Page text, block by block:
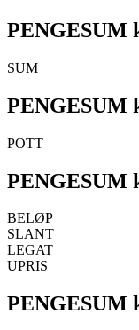
PENGESUM
SUM
PENGESUM
POTT
PENGESUM
BELØP
SLANT
LEGAT
UPRIS
PENGESUM